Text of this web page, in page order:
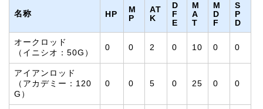
名称 HP
M
P
AT
K
D
F
E
M
A
T
M
D
F
S
P
D
オークロッド
（イニシオ：50G）
0 0 2 0 10 0 0
アイアンロッド
（アカデミー：120
G）
0 0 5 0 25 0 0